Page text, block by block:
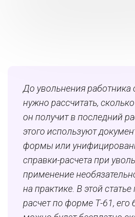
До увольнения работника
нужно рассчитать,
он получит в последний
этого используют
формы или
справки-расчета при
применение
на практике. В этой
расчет по форме Т-61, его